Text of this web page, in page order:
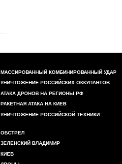
МАССИРОВАННЫЙ КОМБИНИРОВАННЫЙ УДАР
УНИЧТОЖЕНИЕ РОССИЙСКИХ ОККУПАНТОВ
АТАКА ДРОНОВ НА РЕГИОНЫ РФ
РАКЕТНАЯ АТАКА НА КИЕВ
УНИЧТОЖЕНИЕ РОССИЙСКОЙ ТЕХНИКИ
ОБСТРЕЛ
ЗЕЛЕНСКИЙ ВЛАДИМИР
КИЕВ